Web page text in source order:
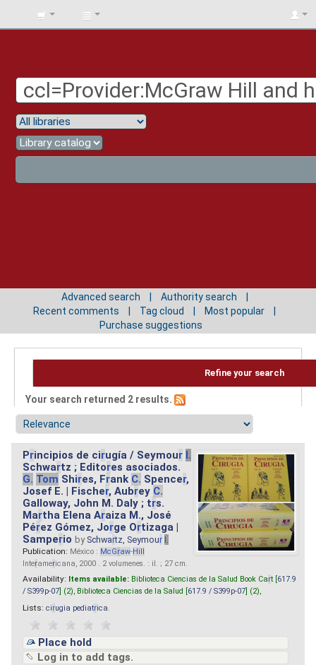
BIBLIOTECA
Advanced search
Authority search
Recent comments
Tag cloud
Most popular
Purchase suggestions
Refine your search
Your search returned 2 results.
Principios de cirugía / Seymour I.
Schwartz ; Editores asociados.
G. Tom Shires, Frank C. Spencer,
Josef E. | Fischer, Aubrey C.
Galloway, John M. Daly ; trs.
Martha Elena Araiza M., José
Pérez Gómez, Jorge Ortizaga |
Samperio by Schwartz, Seymour I.
Publication: México : McGraw-Hill
Interamericana, 2000 . 2 volumenes. : il. ; 27 cm.
Availability: Items available: Biblioteca Ciencias de la Salud Book Cart [ 617.9
/ S399p-07 ] (2), Biblioteca Ciencias de la Salud [ 617.9 / S399p-07 ] (2),
Lists: cirugia pediatrica
Place hold
Log in to add tags.